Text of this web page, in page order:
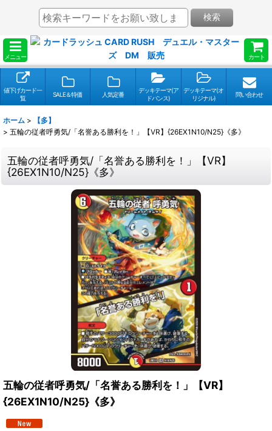
メニュー カート
検索
値下げカード一
覧
SALE＆特価 人気定番
デッキテーマ(ア
ドバンス)
デッキテーマ(オ
リジナル)
問い合わせ
ホーム >
【多】
> 五輪の従者呼勇気/「名誉ある勝利を！」【VR】{26EX1N10/N25}《多》
五輪の従者呼勇気/「名誉ある勝利を！」【VR】
{26EX1N10/N25}《多》
五輪の従者呼勇気/「名誉ある勝利を！」【VR】
{26EX1N10/N25}《多》